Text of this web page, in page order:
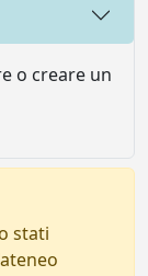
o creare un
stati